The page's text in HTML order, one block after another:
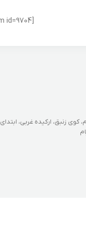
[mc4wp_form id=9704]
کوی زنبق، ارکیده غربی، ابتدای